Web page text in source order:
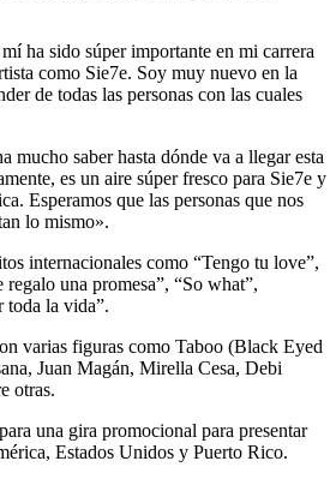
ha sido súper importante en mi carrera
como Sie7e. Soy muy nuevo en la
de todas las personas con las cuales
mucho saber hasta dónde va a llegar esta
es un aire súper fresco para Sie7e y
Esperamos que las personas que nos
lo mismo».
internacionales como “Tengo tu love”,
regalo una promesa”, “So what”,
toda la vida”.
varias figuras como Taboo (Black Eyed
Juan Magán, Mirella Cesa, Debi
otras.
una gira promocional para presentar
Estados Unidos y Puerto Rico.